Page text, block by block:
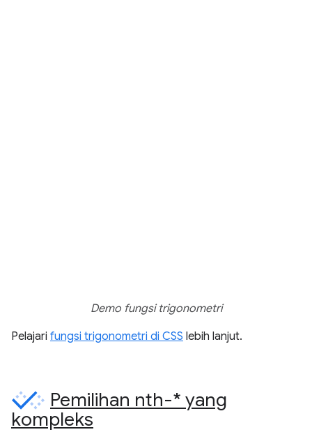
Demo fungsi trigonometri
Pelajari fungsi trigonometri di CSS lebih lanjut.
Pemilihan nth-* yang
kompleks